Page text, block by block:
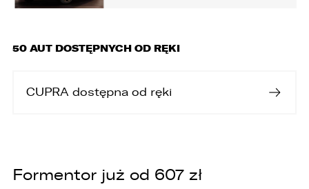
50 AUT DOSTĘPNYCH OD RĘKI
CUPRA dostępna od ręki
Formentor już od 607 zł
Rady (UE) 2016/679 z dnia 27 kwietnia 2016 r. w
swobodnego przepływu takich danych oraz
Państwa danych osobowych oraz o
1. LELLEK sp. z o.o. ul. Opolska 2c 45-960 Opole,